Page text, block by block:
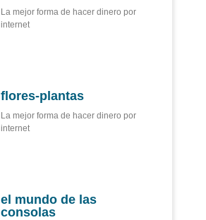
La mejor forma de hacer dinero por
internet
flores-plantas
La mejor forma de hacer dinero por
internet
el mundo de las
consolas